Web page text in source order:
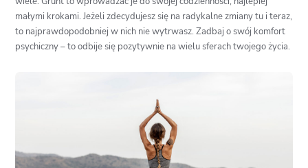
małymi krokami. Jeżeli zdecydujesz się na radykalne zmiany tu i teraz,
to najprawdopodobniej w nich nie wytrwasz. Zadbaj o swój komfort
psychiczny – to odbije się pozytywnie na wielu sferach twojego życia.